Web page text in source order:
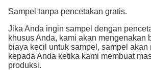
Sampel tanpa pencetakan gratis.
Jika Anda ingin sampel dengan
khusus Anda, kami akan mengenakan
biaya kecil untuk sampel, sampel akan
kepada Anda ketika kami membuat
produksi.